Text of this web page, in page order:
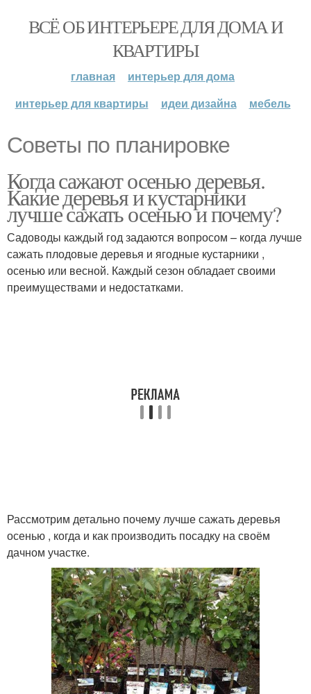
ВСЁ ОБ ИНТЕРЬЕРЕ ДЛЯ ДОМА И
КВАРТИРЫ
главная
интерьер для дома
интерьер для квартиры
идеи дизайна мебель
Советы по планировке
Когда сажают осенью деревья.
Какие деревья и кустарники
лучше сажать осенью и почему?
Садоводы каждый год задаются вопросом – когда лучше
сажать плодовые деревья и ягодные кустарники ,
осенью или весной. Каждый сезон обладает своими
преимуществами и недостатками.
Рассмотрим детально почему лучше сажать деревья
осенью , когда и как производить посадку на своём
дачном участке.